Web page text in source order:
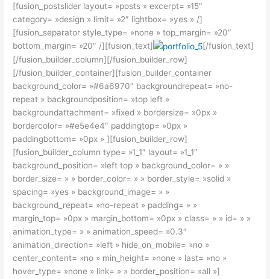
[fusion_postslider layout= »posts » excerpt= »15″
category= »design » limit= »2″ lightbox= »yes » /]
[fusion_separator style_type= »none » top_margin= »20″
bottom_margin= »20″ /][fusion_text]
[/fusion_text]
[/fusion_builder_column][/fusion_builder_row]
[/fusion_builder_container][fusion_builder_container
background_color= »#6a6970″ backgroundrepeat= »no-
repeat » backgroundposition= »top left »
backgroundattachment= »fixed » bordersize= »0px »
bordercolor= »#e5e4e4″ paddingtop= »0px »
paddingbottom= »0px » ][fusion_builder_row]
[fusion_builder_column type= »1_1″ layout= »1_1″
background_position= »left top » background_color= » »
border_size= » » border_color= » » border_style= »solid »
spacing= »yes » background_image= » »
background_repeat= »no-repeat » padding= » »
margin_top= »0px » margin_bottom= »0px » class= » » id= » »
animation_type= » » animation_speed= »0.3″
animation_direction= »left » hide_on_mobile= »no »
center_content= »no » min_height= »none » last= »no »
hover_type= »none » link= » » border_position= »all »]